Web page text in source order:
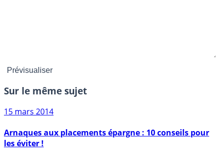
Sur le même sujet
15 mars 2014